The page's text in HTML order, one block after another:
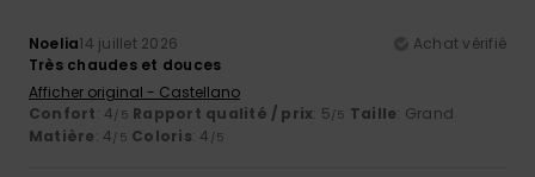
Noelia14 juillet 2026
Achat vérifié
Très chaudes et douces
Afficher original - Castellano
Confort: 4/5 Rapport qualité / prix: 5/5 Taille: Grand
Matière: 4/5 Coloris: 4 /5